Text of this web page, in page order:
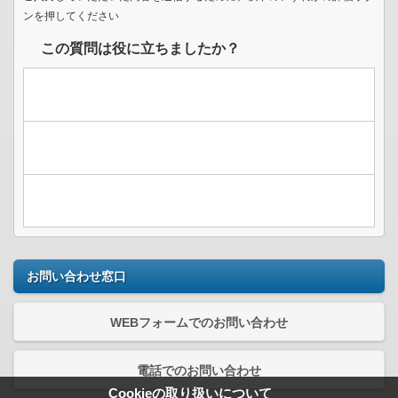
Cookieの取り扱いについて
ンを押してください
この質問は役に立ちましたか？
お問い合わせ窓口
WEBフォームでのお問い合わせ
電話でのお問い合わせ